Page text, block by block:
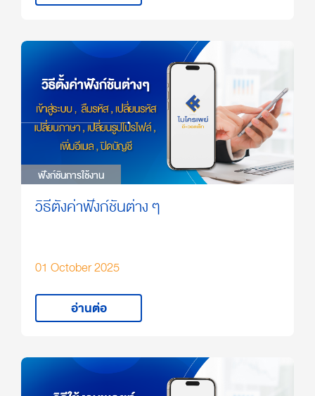
ฟังก์ชันการใช้งาน
ฟังก์ชันการใช้งาน
วิธีตั้งค่าฟังก์ชันต่าง ๆ
01 October 2025
อ่านต่อ